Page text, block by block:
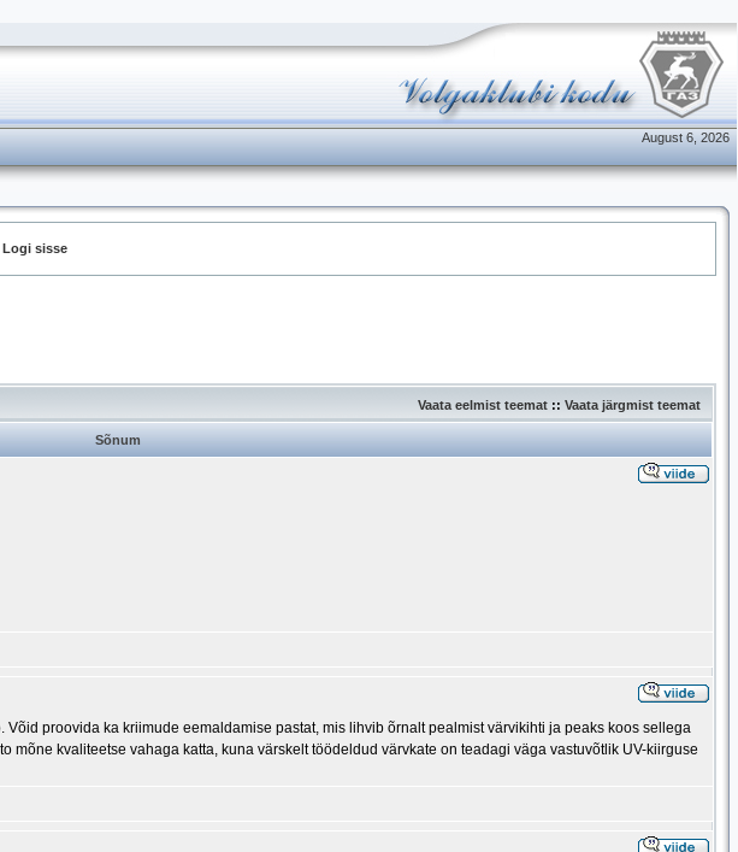
August 6, 2026
Logi sisse
Vaata eelmist teemat :: Vaata järgmist teemat
Sõnum
proovida ka kriimude eemaldamise pastat, mis lihvib õrnalt pealmist värvikihti ja peaks koos sellega
kvaliteetse vahaga katta, kuna värskelt töödeldud värvkate on teadagi väga vastuvõtlik UV-kiirguse